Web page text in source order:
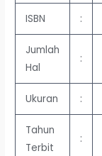
ISBN :
Jumlah
Hal
:
Ukuran :
Tahun
Terbit
: